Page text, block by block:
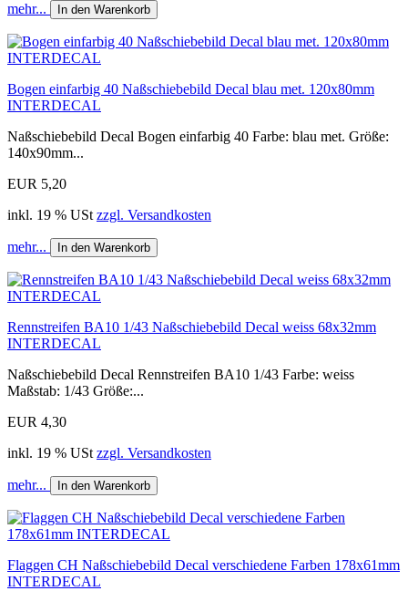
mehr... In den Warenkorb
Bogen einfarbig 40 Naßschiebebild Decal blau met. 120x80mm
INTERDECAL
Naßschiebebild Decal Bogen einfarbig 40 Farbe: blau met. Größe:
140x90mm...
EUR 5,20
inkl. 19 % USt zzgl. Versandkosten
mehr... In den Warenkorb
Rennstreifen BA10 1/43 Naßschiebebild Decal weiss 68x32mm
INTERDECAL
Naßschiebebild Decal Rennstreifen BA10 1/43 Farbe: weiss
Maßstab: 1/43 Größe:...
EUR 4,30
inkl. 19 % USt zzgl. Versandkosten
mehr... In den Warenkorb
Flaggen CH Naßschiebebild Decal verschiedene Farben 178x61mm
INTERDECAL